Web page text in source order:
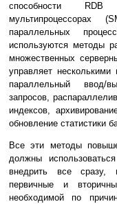
способности
параллельных
используются методы
множественных
управляет
параллельный ввод/
запросов,
индексов,
обновление статистики
Все эти методы
должны
внедрить все сразу,
первичные и
необходимой по